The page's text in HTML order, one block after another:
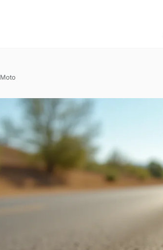
Moto